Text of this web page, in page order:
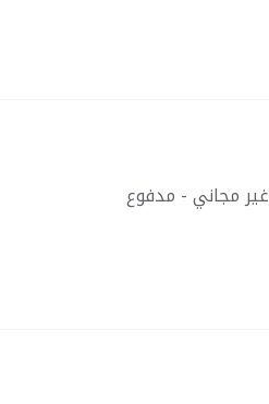
غير مجاني - مدفوع